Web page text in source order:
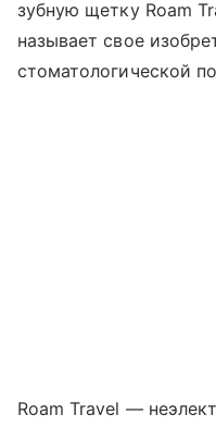
зубную щетку Roam
называет свое
стоматологической
Roam Travel —